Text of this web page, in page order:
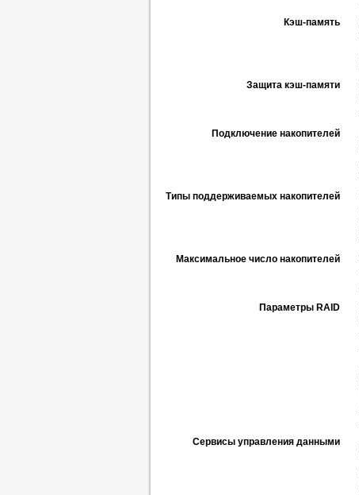
Кэш-память
Защита кэш-памяти
Подключение накопителей
Типы поддерживаемых накопителей
Максимальное число накопителей
Параметры RAID
Сервисы управления данными